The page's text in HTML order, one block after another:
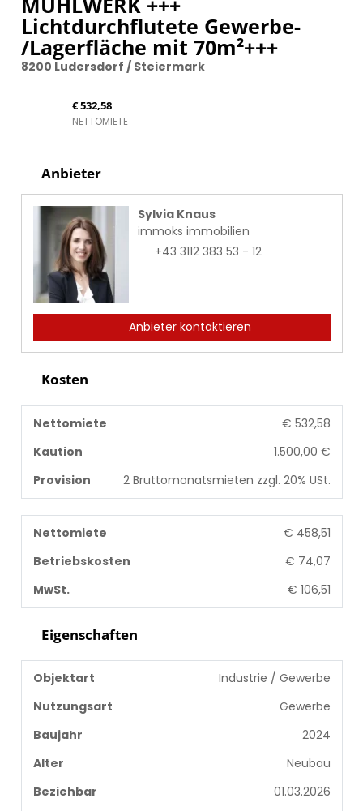
Lichtdurchflutete Gewerbe-
/Lagerfläche mit 70m²+++
8200 Ludersdorf / Steiermark
€ 532,58
NETTOMIETE
Anbieter
Sylvia Knaus
immoks immobilien
+43 3112 383 53 - 12
Anbieter kontaktieren
Kosten
Nettomiete
€ 532,58
Kaution
1.500,00 €
Provision
2 Bruttomonatsmieten zzgl. 20% USt.
Nettomiete
€ 458,51
Betriebskosten
€ 74,07
MwSt.
€ 106,51
Eigenschaften
Objektart
Industrie / Gewerbe
Nutzungsart
Gewerbe
Baujahr
2024
Alter
Neubau
Beziehbar
01.03.2026